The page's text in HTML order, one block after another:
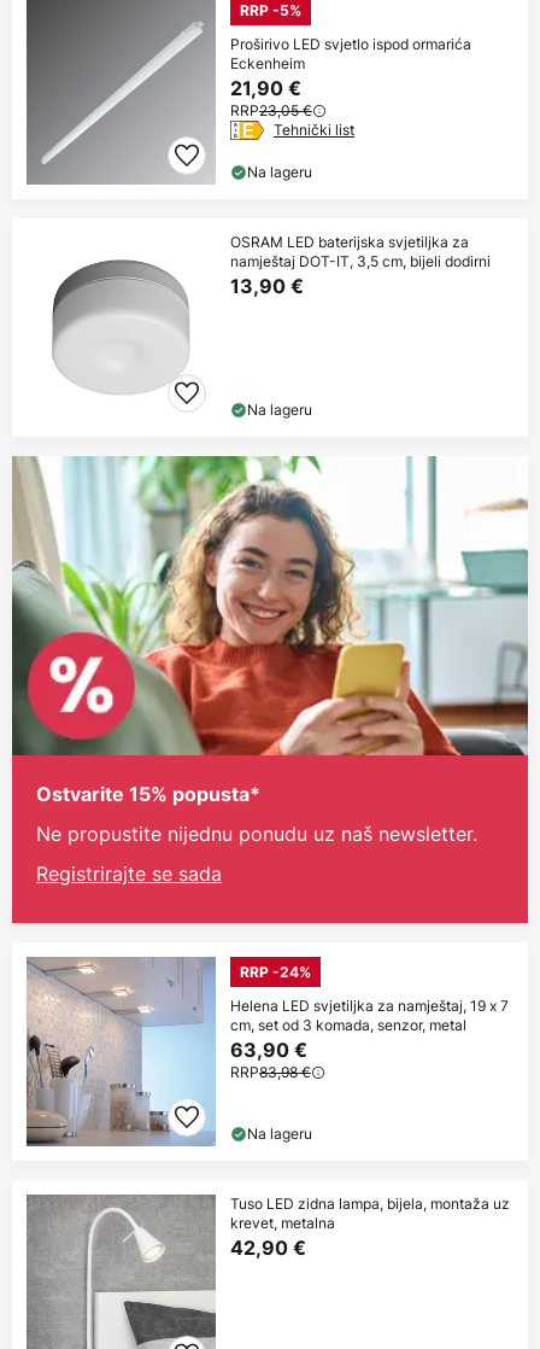
RRP -5%
Proširivo LED svjetlo ispod ormarića
Eckenheim
21,90 €
RRP23,05 €
Tehnički list
Na lageru
OSRAM LED baterijska svjetiljka za
namještaj DOT-IT, 3,5 cm, bijeli dodirni
13,90 €
Na lageru
Ostvarite 15% popusta*
Ne propustite nijednu ponudu uz naš newsletter.
Registrirajte se sada
RRP -24%
Helena LED svjetiljka za namještaj, 19 x 7
cm, set od 3 komada, senzor, metal
63,90 €
RRP83,98 €
Na lageru
Tuso LED zidna lampa, bijela, montaža uz
krevet, metalna
42,90 €